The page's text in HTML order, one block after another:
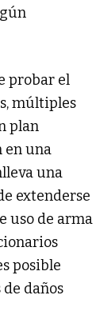
probar el
múltiples
plan
en una
una
extenderse
uso de arma
posible
daños